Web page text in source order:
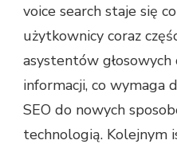
voice search staje się
użytkownicy coraz
asystentów
informacji, co wymaga
SEO do nowych
technologią.